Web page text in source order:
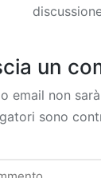
un
email non
sono